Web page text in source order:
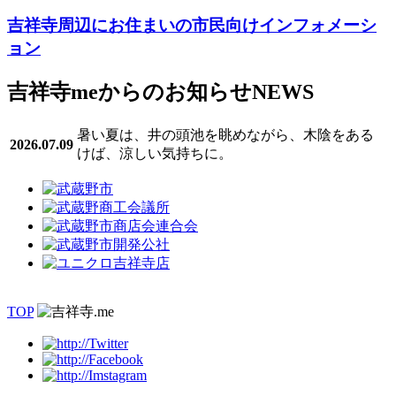
吉祥寺周辺にお住まいの市民向けインフォメーシ
ョン
吉祥寺meからのお知らせNEWS
2026.07.09
暑い夏は、井の頭池を眺めながら、木陰をある
けば、涼しい気持ちに。
TOP